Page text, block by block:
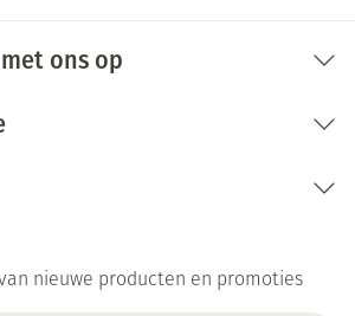
ons op
nieuwe producten en promoties